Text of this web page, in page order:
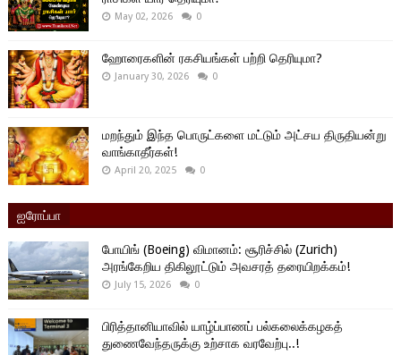
May 02, 2026 0
ஹோரைகளின் ரகசியங்கள் பற்றி தெரியுமா?
January 30, 2026 0
மறந்தும் இந்த பொருட்களை மட்டும் அட்சய திருதியன்று
வாங்காதீர்கள்!
April 20, 2025 0
ஐரோப்பா
போயிங் (Boeing) விமானம்: சூரிச்சில் (Zurich)
அரங்கேறிய திகிலூட்டும் அவசரத் தரையிறக்கம்!
July 15, 2026 0
பிரித்தானியாவில் யாழ்ப்பாணப் பல்கலைக்கழகத்
துணைவேந்தருக்கு உற்சாக வரவேற்பு..!